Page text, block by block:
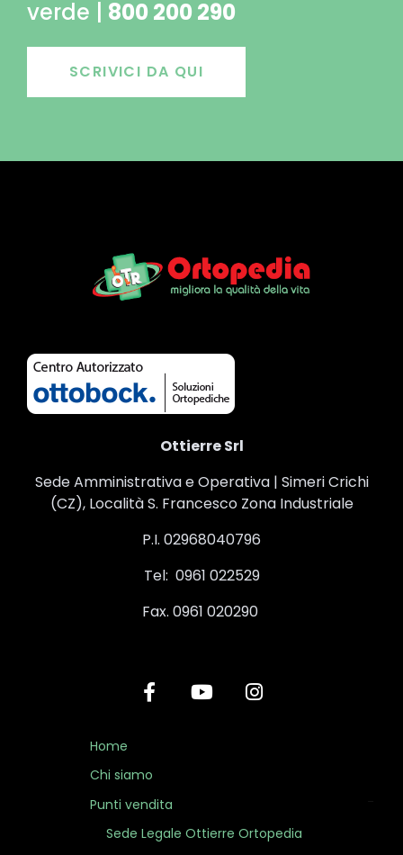
verde | 800 200 290
SCRIVICI DA QUI
Ottierre Srl
Sede Amministrativa e Operativa | Simeri Crichi
(CZ), Località S. Francesco Zona Industriale
P.I. 02968040796
Tel: 0961 022529
Fax. 0961 020290
Home
Chi siamo
Punti vendita
Sede Legale Ottierre Ortopedia